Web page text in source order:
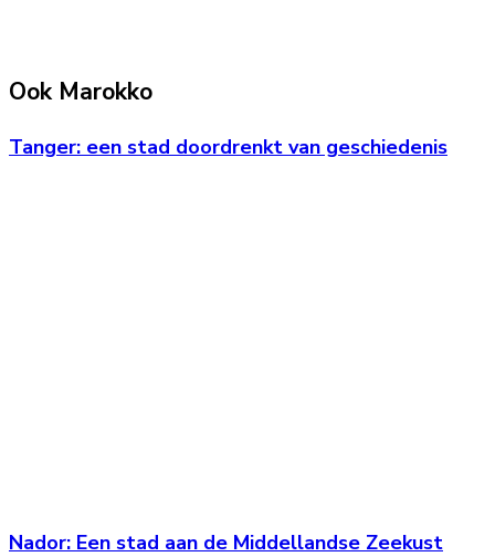
Ook Marokko
Tanger: een stad doordrenkt van geschiedenis
Nador: Een stad aan de Middellandse Zeekust